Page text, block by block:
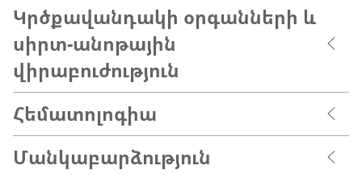
Կրծքավանդակի օրգանների և
սիրտ-անոթային
վիրաբուժություն
Հեմատոլոգիա
Մանկաբարձություն